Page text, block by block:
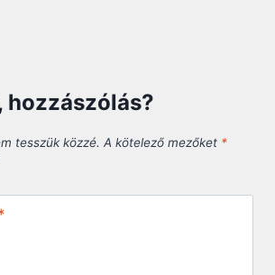
hozzászólás?
tesszük közzé. A kötelező mezőket *